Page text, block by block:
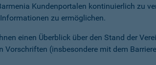
Kundenportalen kontinuierlich zu
zu ermöglichen.
einen Überblick über den Stand der
(insbesondere mit dem